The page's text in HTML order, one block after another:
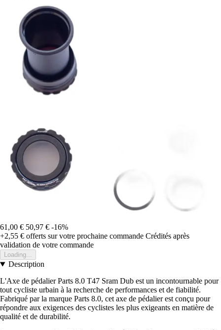
61,00 € 50,97 € -16%
+2,55 € offerts sur votre prochaine commande Crédités après
validation de votre commande
Loading...
Description
L'Axe de pédalier Parts 8.0 T47 Sram Dub est un incontournable pour
tout cycliste urbain à la recherche de performances et de fiabilité.
Fabriqué par la marque Parts 8.0, cet axe de pédalier est conçu pour
répondre aux exigences des cyclistes les plus exigeants en matière de
qualité et de durabilité.